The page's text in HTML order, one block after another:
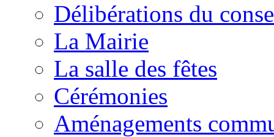
Délibérations du
La Mairie
La salle des fêtes
Cérémonies
Aménagements